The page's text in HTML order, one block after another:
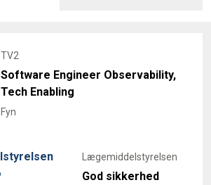
TV2
Software Engineer Observability,
Tech Enabling
Fyn
Lægemiddelstyrelsen
God sikkerhed